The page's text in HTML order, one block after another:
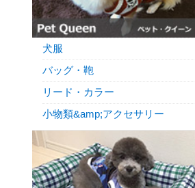
犬服
バッグ・鞄
リード・カラー
小物類&amp;アクセサリー